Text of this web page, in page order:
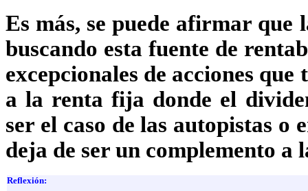
Es más, se puede afirmar
buscando esta fuente de
excepcionales de acciones
a la renta fija donde el
ser el caso de las autopistas o
deja de ser un complemento
Reflexión: